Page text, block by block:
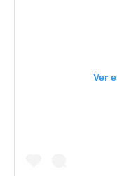
Ver